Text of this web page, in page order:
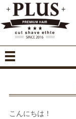
こんにちは！